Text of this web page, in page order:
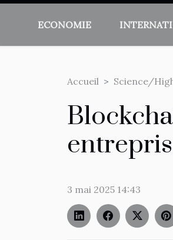
ECONOMIE
Accueil Science/
3 mai 2025 14:43